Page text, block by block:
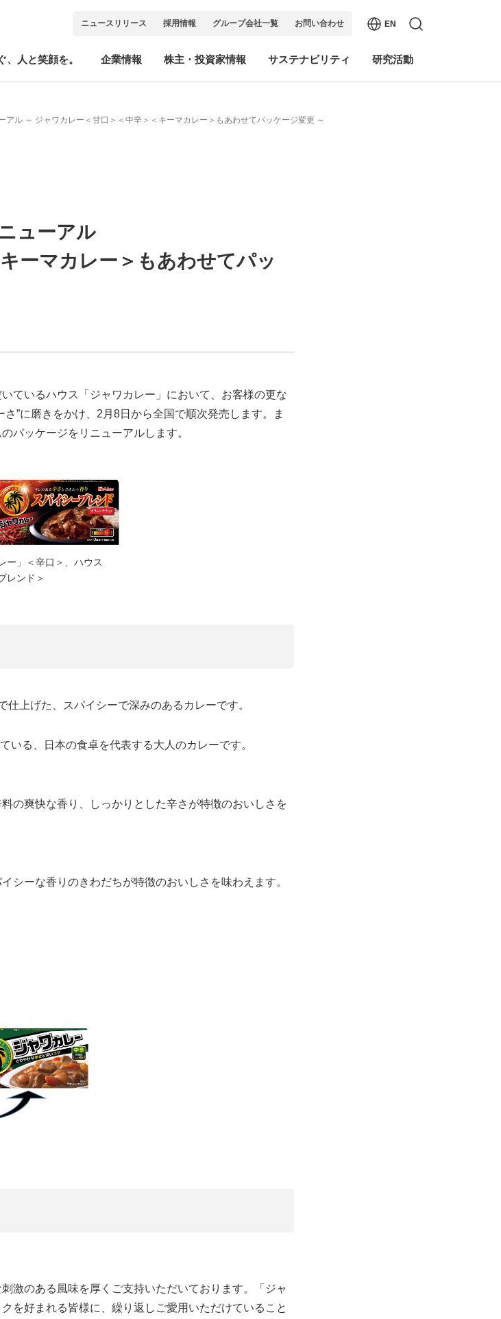
、人と笑顔を。 企業情報 株主・投資家情報 サステナビリティ 研究活動
ニュースリリース 採用情報 グループ会社一覧 お問い合わせ EN
ル ～ ジャワカレー＜甘口＞＜中辛＞＜キーマカレー＞もあわせてパッケージ変更 ～
ューアル
ーマカレー＞もあわせてパッ
ているハウス「ジャワカレー」において、お客様の更な
”に磨きをかけ、2月8日から全国で順次発売します。ま
パッケージをリニューアルします。
ー」＜辛口＞、ハウス
レンド＞
上げた、スパイシーで深みのあるカレーです。
いる、日本の食卓を代表する大人のカレーです。
の爽快な香り、しっかりとした辛さが特徴のおいしさを
ーな香りのきわだちが特徴のおいしさを味わえます。
激のある風味を厚くご支持いただいております。「ジャ
を好まれる皆様に、繰り返しご愛用いただけていること